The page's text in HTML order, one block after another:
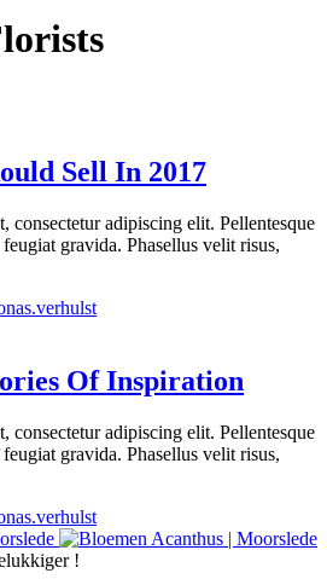
Sell In 2017
consectetur adipiscing elit. Pellentesque
gravida. Phasellus velit risus,
Of Inspiration
consectetur adipiscing elit. Pellentesque
gravida. Phasellus velit risus,
!